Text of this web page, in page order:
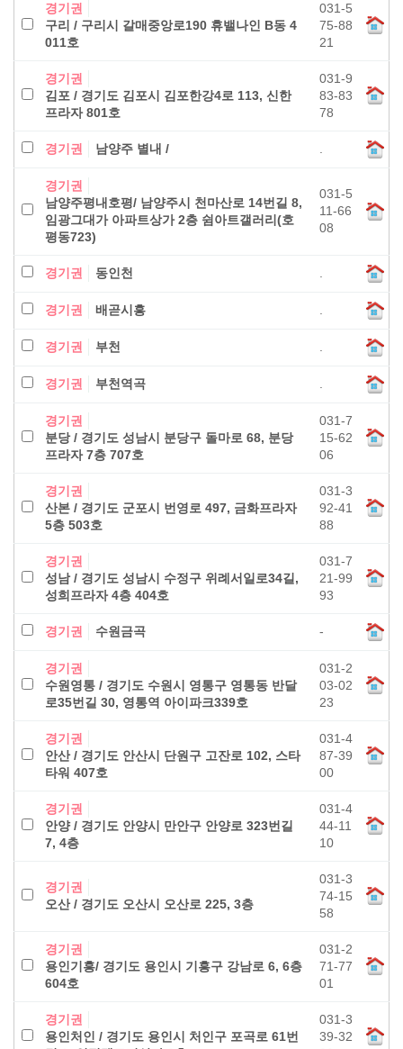
경기권
구리 / 구리시 갈매중앙로190 휴밸나인 B동 4
011호
031-5
75-88
21
경기권
김포 / 경기도 김포시 김포한강4로 113, 신한
프라자 801호
031-9
83-83
78
경기권 남양주 별내 /
경기권
남양주평내호평/ 남양주시 천마산로 14번길 8,
임광그대가 아파트상가 2층 쉼아트갤러리(호
평동723)
031-5
11-66
08
경기권 동인천
경기권 배곧시흥
경기권 부천
경기권 부천역곡
경기권
분당 / 경기도 성남시 분당구 돌마로 68, 분당
프라자 7층 707호
031-7
15-62
06
경기권
산본 / 경기도 군포시 번영로 497, 금화프라자
5층 503호
031-3
92-41
88
경기권
성남 / 경기도 성남시 수정구 위례서일로34길,
성희프라자 4층 404호
031-7
21-99
93
경기권 수원금곡 -
경기권
수원영통 / 경기도 수원시 영통구 영통동 반달
로35번길 30, 영통역 아이파크339호
031-2
03-02
23
경기권
안산 / 경기도 안산시 단원구 고잔로 102, 스타
타워 407호
031-4
87-39
00
경기권
안양 / 경기도 안양시 만안구 안양로 323번길
7, 4층
031-4
44-11
10
경기권
오산 / 경기도 오산시 오산로 225, 3층
031-3
74-15
58
경기권
용인기흥/ 경기도 용인시 기흥구 강남로 6, 6층
604호
031-2
71-77
01
경기권
용인처인 / 경기도 용인시 처인구 포곡로 61번
031-3
39-32